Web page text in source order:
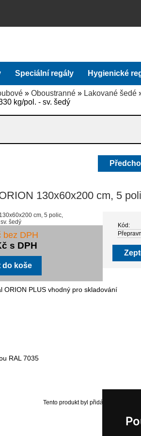
Speciální regály Hygienické
»Oboustranné » Lakované šedé
kg/pol. - sv. šedý
130x60x200 cm, 5
Kód:
bez DPH
s DPH
ORION PLUS vhodný pro skladování
RAL 7035
Tento produkt byl přidán do našeho